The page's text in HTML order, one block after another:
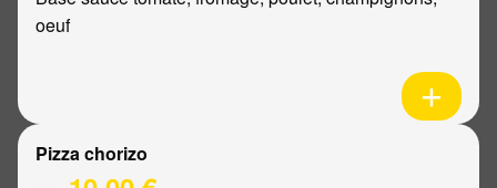
oeuf
Pizza chorizo